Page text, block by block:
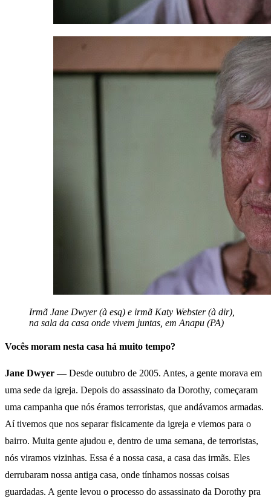
Irmã Jane Dwyer (à esq) e irmã Katy Webster (à dir),
na sala da casa onde vivem juntas, em Anapu (PA)
Vocês moram nesta casa há muito tempo?
Jane Dwyer —Desde outubro de 2005. Antes, a gente morava em
uma sede da igreja. Depois do assassinato da Dorothy, começaram
uma campanha que nós éramos terroristas, que andávamos armadas.
Aí tivemos que nos separar fisicamente da igreja e viemos para o
bairro. Muita gente ajudou e, dentro de uma semana, de terroristas,
nós viramos vizinhas. Essa é a nossa casa, a casa das irmãs. Eles
derrubaram nossa antiga casa, onde tínhamos nossas coisas
guardadas. A gente levou o processo do assassinato da Dorothy pra